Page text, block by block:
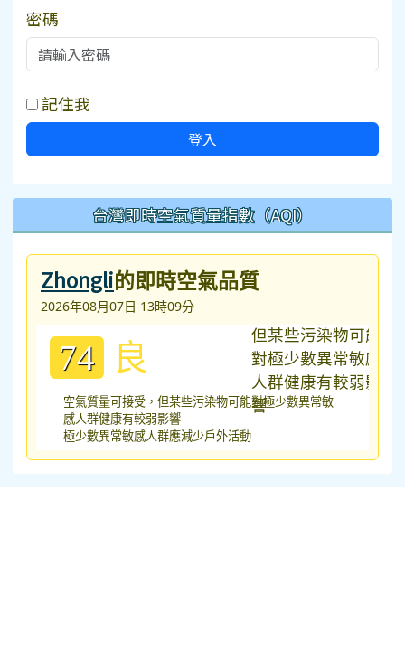
密碼
記住我
登入
台灣即時空氣質量指數（AQI）
Zhongli的即時空氣品質
2026年08月07日 13時09分
74 良
空氣質量可接受，但某些污染物可能對極少數異常敏
感人群健康有較弱影響
極少數異常敏感人群應減少戶外活動